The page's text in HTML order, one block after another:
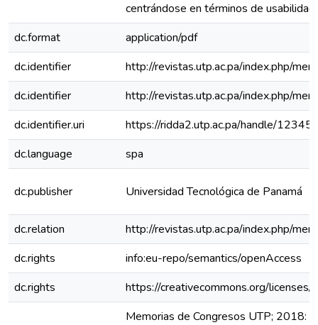
centrándose en términos de usabilidad.
dc.format
application/pdf
dc.identifier
http://revistas.utp.ac.pa/index.php/
dc.identifier
http://revistas.utp.ac.pa/index.php/
dc.identifier.uri
https://ridda2.utp.ac.pa/handle/
dc.language
spa
dc.publisher Universidad Tecnológica de Panamá
dc.relation
http://revistas.utp.ac.pa/index.php/
dc.rights
info:eu-repo/semantics/openAccess
dc.rights
https://creativecommons.org/
Memorias de Congresos UTP; 2018: